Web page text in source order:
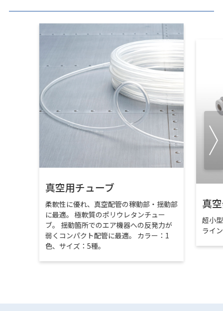
真空用チューブ
柔軟性に優れ、真空配管の稼動部・揺動部
に最適。 極軟質のポリウレタンチュー
ブ。 揺動箇所でのエア機器への反発力が
弱くコンパクト配管に最適。 カラー：1
色、サイズ：5種。
真
超小
ライ